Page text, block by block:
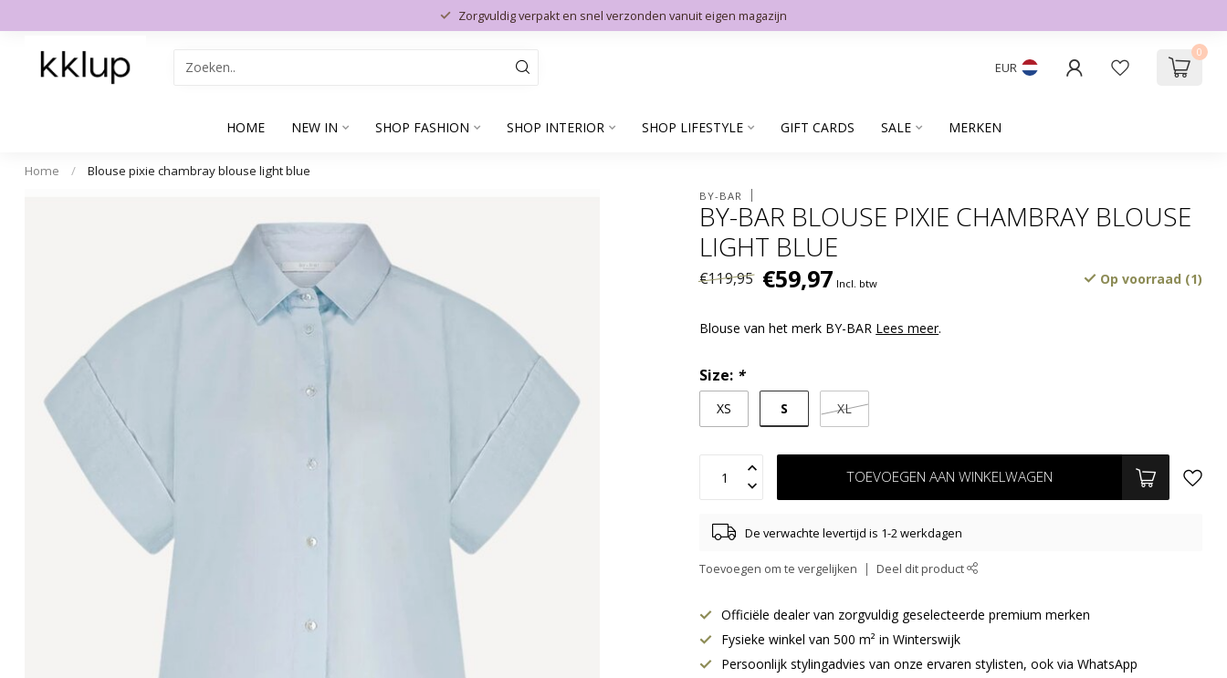
Zorgvuldig verpakt en snel verzonden vanuit eigen magazijn
EUR
0
HOME NEW IN SHOP FASHION SHOP INTERIOR SHOP LIFESTYLE GIFT CARDS SALE MERKEN
Home / Blouse pixie chambray blouse light blue
BY-BAR
BY-BAR BLOUSE PIXIE CHAMBRAY BLOUSE
LIGHT BLUE
€119,95 €59,97 Incl. btw Op voorraad (1)
Blouse van het merk BY-BAR Lees meer.
Size: *
XS S XL
TOEVOEGEN AAN WINKELWAGEN
De verwachte levertijd is 1-2 werkdagen
Toevoegen om te vergelijken Deel dit product
Officiële dealer van zorgvuldig geselecteerde premium merken
Fysieke winkel van 500 m² in Winterswijk
Persoonlijk stylingadvies van onze ervaren stylisten, ook via WhatsApp